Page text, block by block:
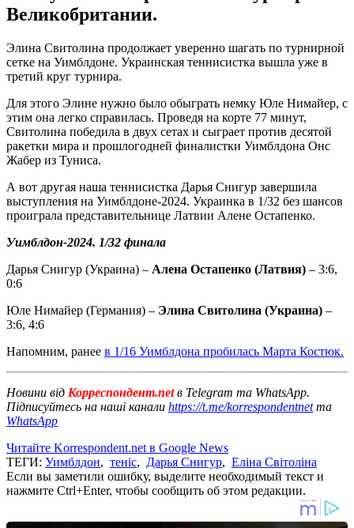
Великобритании.
Элина Свитолина продолжает уверенно шагать по турнирной
сетке на Уимблдоне. Украинская теннисистка вышла уже в
третий круг турнира.
Для этого Элине нужно было обыграть немку Юле Нимайер, с
этим она легко справилась. Проведя на корте 77 минут,
Свитолина победила в двух сетах и ​​сыграет против десятой
ракетки мира и прошлогодней финалистки Уимблдона Онс
Жабер из Туниса.
А вот другая наша теннисистка Дарья Снигур завершила
выступления на Уимблдоне-2024. Украинка в 1/32 без шансов
проиграла представительнице Латвии Алене Остапенко.
Уимблдон-2024. 1/32 финала
Дарья Снигур (Украина) – Алена Остапенко (Латвия) – 3:6,
0:6
Юле Нимайер (Германия) – Элина Свитолина (Украина) –
3:6, 4:6
Напомним, ранее в 1/16 Уимблдона пробилась Марта Костюк.
Новини від Корреспондент.netв Telegram та WhatsApp.
Підписуйтесь на наші канали https://t.me/korrespondentnetта
WhatsApp
Читайте Korrespondent.net в Google News
ТЕГИ: Уимблдон, теніс, Дарья Снигур, Еліна Світоліна
Если вы заметили ошибку, выделите необходимый текст и
нажмите Ctrl+Enter, чтобы сообщить об этом редакции.